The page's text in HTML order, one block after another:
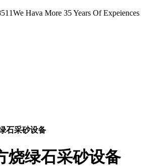
We Hava More 35 Years Of Expeiences
石采砂设备
烧绿石采砂设备